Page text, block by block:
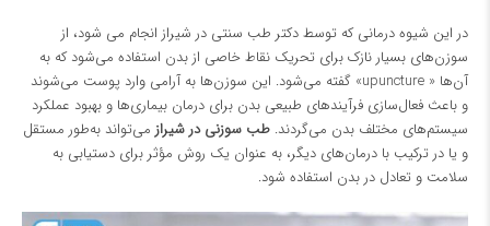
در این شیوه درمانی که توسطدکتر طب سنتی در شیراز انجام می شود، از
سوزن‌های بسیار نازک برای تحریک نقاط خاصی از بدن استفاده می‌شود که به
آن‌ها « upuncture» گفته می‌شود. این سوزن‌ها به آرامی وارد پوست می‌شوند
و باعث فعال‌سازی فرآیندهای طبیعی بدن برای درمان بیماری‌ها و بهبود عملکرد
سیستم‌های مختلف بدن می‌گردند. طب سوزنی در شیراز می‌تواند به‌طور مستقل
و یا در ترکیب با درمان‌های دیگر، به عنوان یک روش مؤثر برای دستیابی به
سلامت و تعادل در بدن استفاده شود.